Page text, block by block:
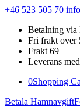
+46 523 505 70
Betalning via
Fri frakt over
Frakt 69
Leverans
0Shopping
Betala Hamnavgift